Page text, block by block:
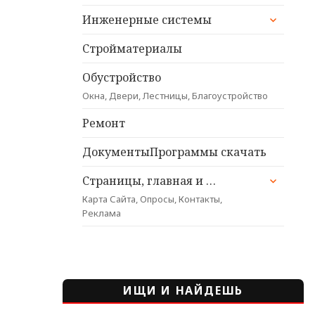
Инженерные системы
раскрыть
Стройматериалы
Обустройство
Окна, Двери, Лестницы, Благоустройство
Ремонт
ДокументыПрограммы скачать
Страницы, главная и …
Карта Сайта, Опросы, Контакты,
Реклама
раскрыть
ИЩИ И НАЙДЕШЬ